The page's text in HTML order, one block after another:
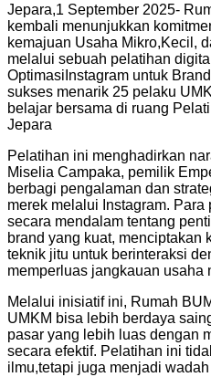
Jepara,1 September 2025-
kembali menunjukkan
kemajuan Usaha Mikro,Kecil,
melalui sebuah pelatihan
OptimasiInstagram untuk
sukses menarik 25 pelaku
belajar bersama di ruang
Jepara
Pelatihan ini menghadirkan
Miselia Campaka, pemilik
berbagi pengalaman dan
merek melalui Instagram.
secara mendalam tentang
brand yang kuat, menciptakan
teknik jitu untuk berinteraksi
memperluas jangkauan usaha
Melalui inisiatif ini, Rumah
UMKM bisa lebih berdaya
pasar yang lebih luas dengan
secara efektif. Pelatihan ini
ilmu,tetapi juga menjadi